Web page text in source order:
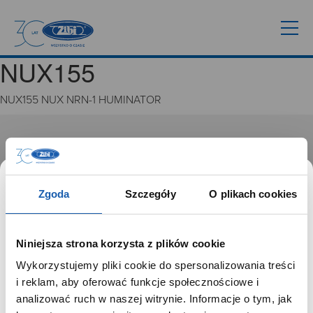
Zgoda Szczegóły O plikach cookies
Niniejsza strona korzysta z plików cookie
Wykorzystujemy pliki cookie do spersonalizowania treści
i reklam, aby oferować funkcje społecznościowe i
analizować ruch w naszej witrynie. Informacje o tym, jak
NUX155
NUX155 NUX NRN-1 HUMINATOR
GRUPA ZIBI
Historia
Misja, wizja i wartości Grupy Zibi
Ważne daty
Zgoda na ciasteczka
PRODUKTY
Zegarki
SZANOWNY UŻYTKOWNIKU,
SZANOWNA UŻYTKOWNICZKO